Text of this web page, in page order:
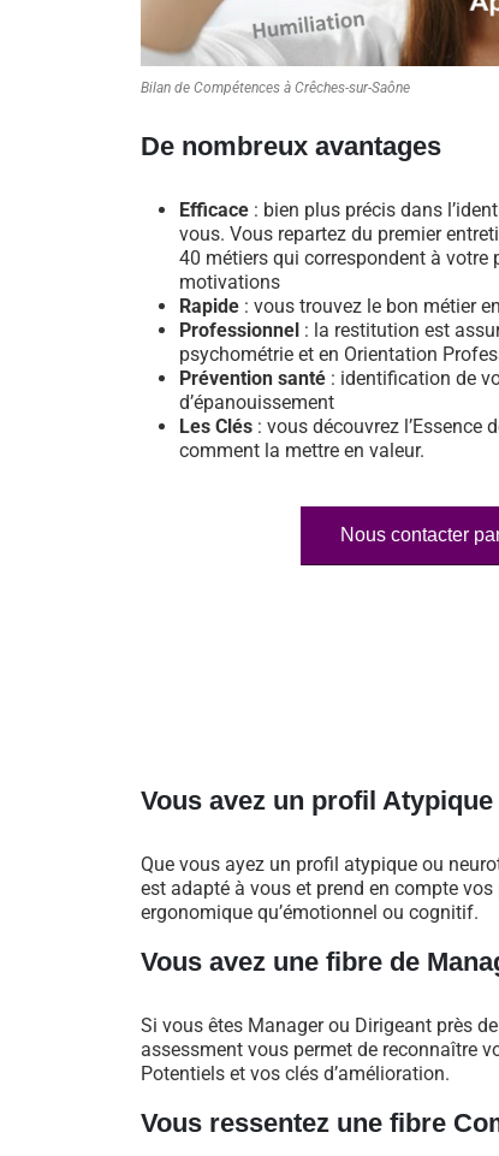
Bilan de Compétences à Crêches-sur-Saône
De nombreux avantages
Efficace : bien plus précis dans
vous. Vous repartez du premier
40 métiers qui correspondent à votre
motivations
Rapide : vous trouvez le bon métier
Professionnel : la restitution est
psychométrie et en Orientation
Prévention santé : identification de
d’épanouissement
Les Clés : vous découvrez l’Essence
comment la mettre en valeur.
Nous contacter
Vous avez un profil Atypique
Que vous ayez un profil atypique ou
est adapté à vous et prend en compte
ergonomique qu’émotionnel ou cognitif.
Vous avez une fibre de
Si vous êtes Manager ou Dirigeant près
assessment vous permet de reconnaître
Potentiels et vos clés d’amélioration.
Vous ressentez une fibre